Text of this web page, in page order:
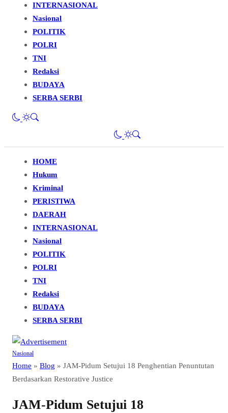
INTERNASIONAL
Nasional
POLITIK
POLRI
TNI
Redaksi
BUDAYA
SERBA SERBI
HOME
Hukum
Kriminal
PERISTIWA
DAERAH
INTERNASIONAL
Nasional
POLITIK
POLRI
TNI
Redaksi
BUDAYA
SERBA SERBI
Nasional
Home » Blog » JAM-Pidum Setujui 18 Penghentian Penuntutan
Berdasarkan Restorative Justice
JAM-Pidum Setujui 18